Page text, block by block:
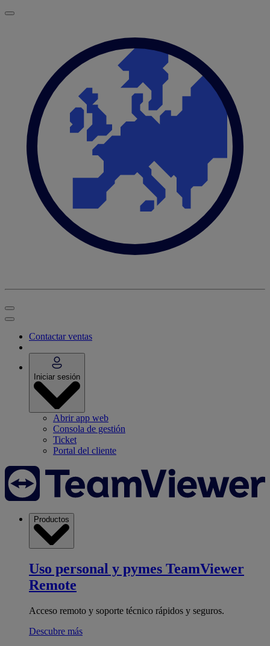
Contactar ventas
Iniciar sesión
Abrir app web
Consola de gestión
Ticket
Portal del cliente
Productos
Uso personal y pymes TeamViewer
Remote
Acceso remoto y soporte técnico rápidos y seguros.
Descubre más